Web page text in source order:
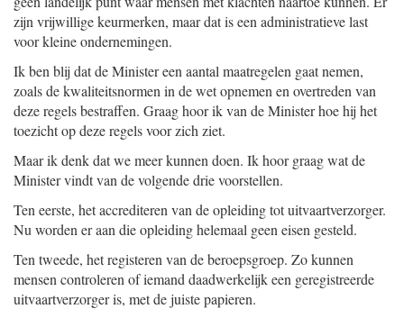
zijn vrijwillige keurmerken, maar dat is een administratieve last
voor kleine ondernemingen.
Ik ben blij dat de Minister een aantal maatregelen gaat nemen,
zoals de kwaliteitsnormen in de wet opnemen en overtreden van
deze regels bestraffen. Graag hoor ik van de Minister hoe hij het
toezicht op deze regels voor zich ziet.
Maar ik denk dat we meer kunnen doen. Ik hoor graag wat de
Minister vindt van de volgende drie voorstellen.
Ten eerste, het accrediteren van de opleiding tot uitvaartverzorger.
Nu worden er aan die opleiding helemaal geen eisen gesteld.
Ten tweede, het registeren van de beroepsgroep. Zo kunnen
mensen controleren of iemand daadwerkelijk een geregistreerde
uitvaartverzorger is, met de juiste papieren.